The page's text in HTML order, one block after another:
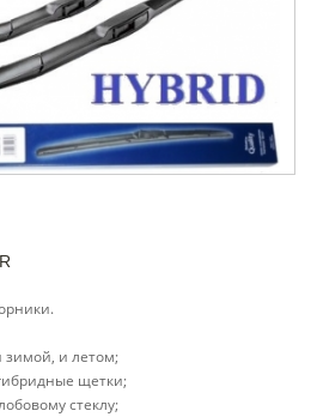
зимой, и летом;
щетки;
стеклу;